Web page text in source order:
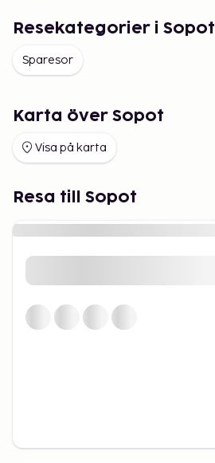
Resekategorier i Sopot
Sparesor
Karta över Sopot
Visa på karta
Resa till Sopot